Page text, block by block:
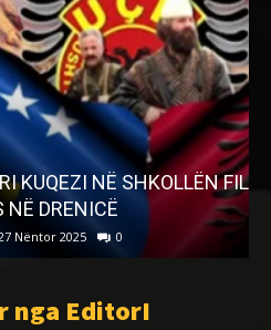
FILLORE TË
nga EditorI